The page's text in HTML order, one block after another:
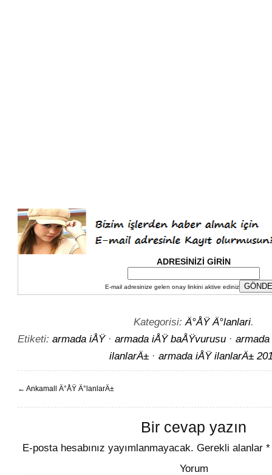
ADRESİNİZİ GİRİN
E-mail adresinize gelen onay linkini aktive ediniz
Kategorisi: Ä°ÅŸ Ä°lanlari.
Etiketi: armada iÅŸ· armada iÅŸ baÅŸvurusu ·
ilanlarÄ± · armada iÅŸ ilanlarÄ±
← Ankamall Ä°ÅŸ Ä°lanlarÄ±
Bir cevap yazın
E-posta hesabınız yayımlanmayacak. Gerekli alanlar *
Yorum